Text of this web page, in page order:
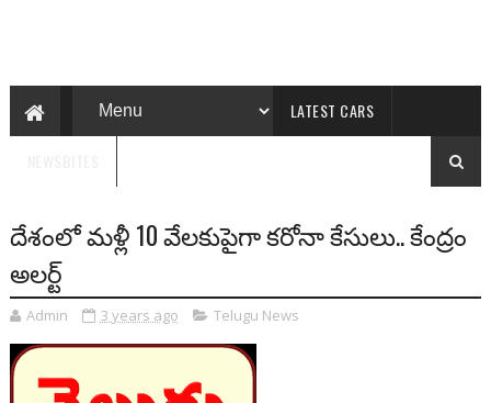
LATEST CARS
దేశంలో మళ్లీ 10 వేలకుపైగా కరోనా కేసులు.. కేంద్రం
అలర్ట్
Admin 3 years ago Telugu News